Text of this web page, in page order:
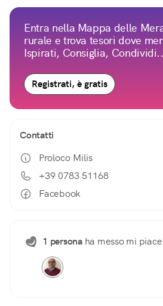
Entra nella Mappa delle
rurale e trova tesori dove
Ispirati, Consiglia,
Registrati, è gratis
Contatti
Proloco Milis
+39 0783 51168
Facebook
1 personaha messo mi piace